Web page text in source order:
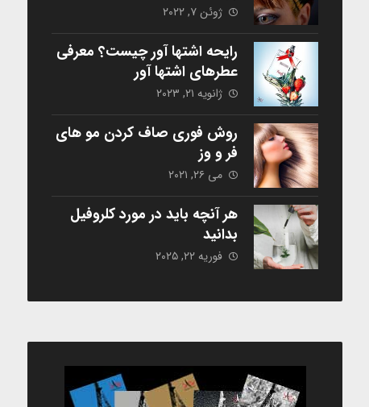
ژوئن ۷, ۲۰۲۲
رایحه اشتها آور چیست؟ معرفی
عطرهای اشتها آور
ژانویه ۲۱, ۲۰۲۳
روش فوری صاف کردن مو های
فر و وز
می ۲۶, ۲۰۲۱
هر آنچه باید در مورد کلروفیل
بدانید
فوریه ۲۲, ۲۰۲۵